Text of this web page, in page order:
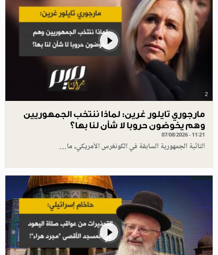
2
مارجوري تايلور غرين: لماذا ننتخب الجمهوريين
وهم يخوضون حروبا لا شأن لنا بها؟
07/08/2026 - 11:21
النائبة الجمهورية السابقة في الكونغرس الأمريكي، ما…